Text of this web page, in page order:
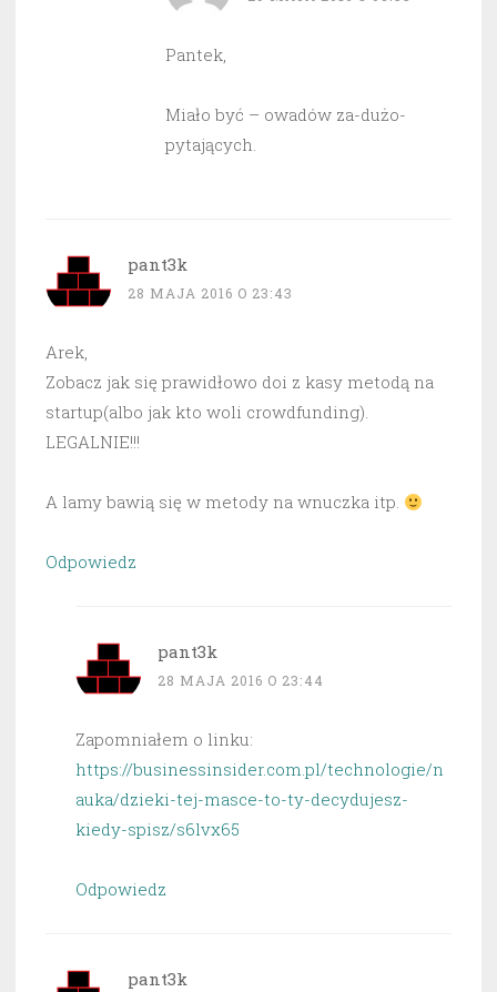
Pantek,
Miało być – owadów za-dużo-
pytających.
pant3k
28 MAJA 2016 O 23:43
Arek,
Zobacz jak się prawidłowo doi z kasy metodą na
startup(albo jak kto woli crowdfunding).
LEGALNIE!!!
A lamy bawią się w metody na wnuczka itp.
Odpowiedz
pant3k
28 MAJA 2016 O 23:44
Zapomniałem o linku:
https://businessinsider.com.pl/technologie/n
auka/dzieki-tej-masce-to-ty-decydujesz-
kiedy-spisz/s6lvx65
Odpowiedz
pant3k